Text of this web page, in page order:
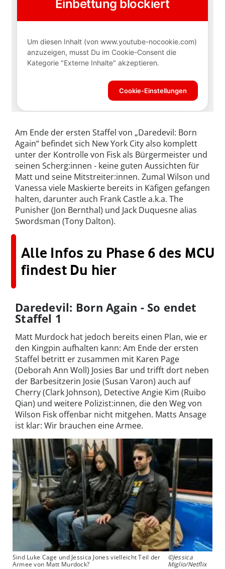
Am Ende der ersten Staffel von „Daredevil: Born
Again“ befindet sich New York City also komplett
unter der Kontrolle von Fisk als Bürgermeister und
seinen Scherg:innen - keine guten Aussichten für
Matt und seine Mitstreiter:innen. Zumal Wilson und
Vanessa viele Maskierte bereits in Käfigen gefangen
halten, darunter auch Frank Castle a.k.a. The
Punisher (Jon Bernthal) und Jack Duquesne alias
Swordsman (Tony Dalton).
Alle Infos zu Phase 6 des MCU
findest Du hier
Daredevil: Born Again - So endet
Staffel 1
Matt Murdock hat jedoch bereits einen Plan, wie er
den Kingpin aufhalten kann: Am Ende der ersten
Staffel betritt er zusammen mit Karen Page
(Deborah Ann Woll) Josies Bar und trifft dort neben
der Barbesitzerin Josie (Susan Varon) auch auf
Cherry (Clark Johnson), Detective Angie Kim (Ruibo
Qian) und weitere Polizist:innen, die den Weg von
Wilson Fisk offenbar nicht mitgehen. Matts Ansage
ist klar: Wir brauchen eine Armee.
Sind Luke Cage und Jessica Jones vielleicht Teil der
Armee von Matt Murdock?
©Jessica
Miglio/Netflix